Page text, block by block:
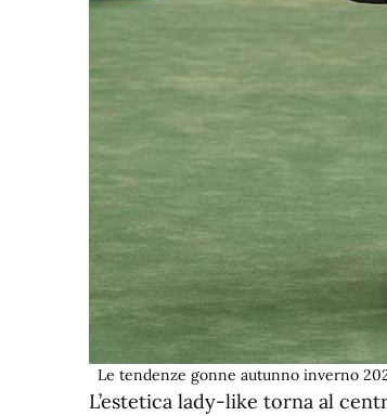
Le tendenze gonne autunno inverno
L’estetica lady-like torna al